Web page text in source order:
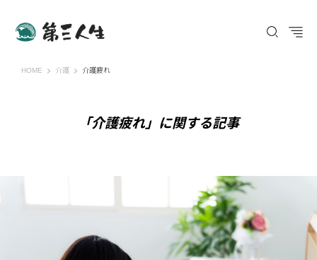
HOME 第三人生 〜寄り道の歩き方〜
介護 介護疲れ
「介護疲れ」に関する記事